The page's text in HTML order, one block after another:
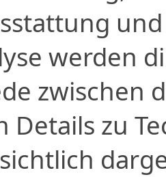
werden
zwischen
Details zu